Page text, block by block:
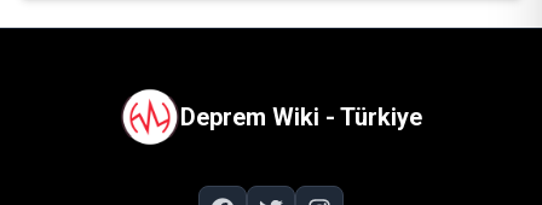
Deprem Wiki - Türkiye